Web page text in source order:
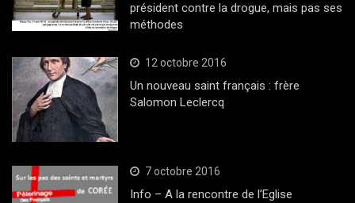
président contre la drogue, mais pas ses
méthodes
12 octobre 2016
Un nouveau saint français : frère
Salomon Leclercq
7 octobre 2016
Info – A la rencontre de l’Eglise